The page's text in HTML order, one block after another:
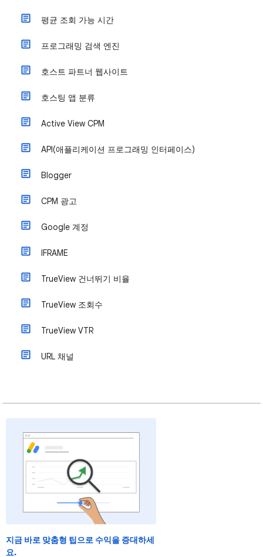
평균 조회 가능 시간
프로그래밍 검색 엔진
호스트 파트너 웹사이트
호스팅 앱 분류
Active View CPM
API(애플리케이션 프로그래밍 인터페이스)
Blogger
CPM 광고
Google 계정
IFRAME
TrueView 건너뛰기 비율
TrueView 조회수
TrueView VTR
URL 채널
지금 바로 맞춤형 팁으로 수익을 증대하세
요.